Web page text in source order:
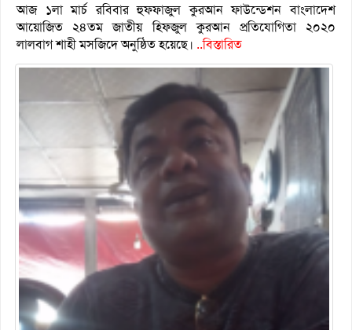
আজ ১লা মার্চ রবিবার হুফফাজুল কুরআন ফাউন্ডেশন বাংলাদেশ
আয়োজিত ২৪তম জাতীয় হিফজুল কুরআন প্রতিযোগিতা ২০২০
লালবাগ শাহী মসজিদে অনুষ্ঠিত হয়েছে। ..বিস্তারিত